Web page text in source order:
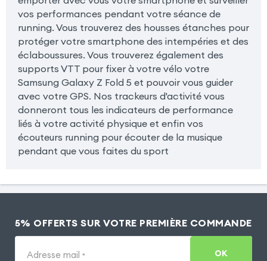
vos performances pendant votre séance de
running. Vous trouverez des housses étanches pour
protéger votre smartphone des intempéries et des
éclaboussures. Vous trouverez également des
supports VTT pour fixer à votre vélo votre
Samsung Galaxy Z Fold 5 et pouvoir vous guider
avec votre GPS. Nos trackeurs d'activité vous
donneront tous les indicateurs de performance
liés à votre activité physique et enfin vos
écouteurs running pour écouter de la musique
pendant que vous faites du sport
5% OFFERTS SUR VOTRE PREMIÈRE COMMANDE
Adresse mail * OK